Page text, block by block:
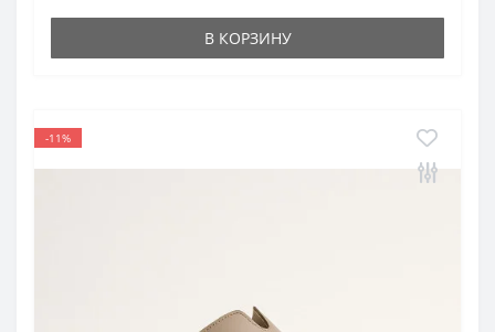
В КОРЗИНУ
-11%